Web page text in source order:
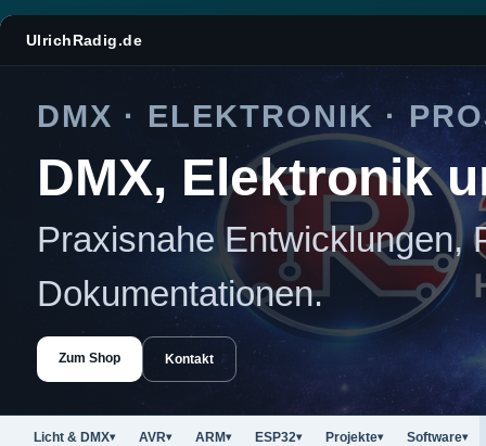
UlrichRadig.de
DMX · ELEKTRONIK ·
DMX, Elektronik
Praxisnahe Entwicklungen,
Dokumentationen.
Zum Shop Kontakt
Licht & DMX▾ AVR▾ ARM▾ ESP32▾ Projekte▾ Software▾